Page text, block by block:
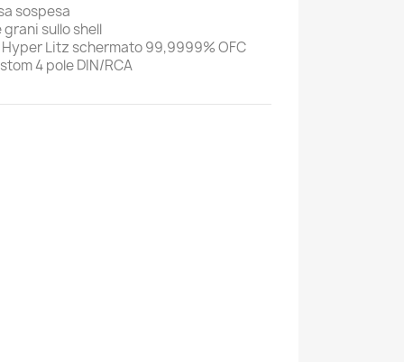
sospesa
sullo shell
Litz schermato 99,9999% OFC
4 pole DIN/RCA